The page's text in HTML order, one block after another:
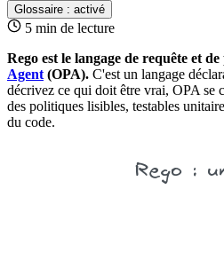
Glossaire : activé
5 min de lecture
Rego est le langage de requête et de
Agent (OPA). C'est un langage
décrivez ce qui doit être vrai, OPA se
des politiques lisibles, testables
du code.